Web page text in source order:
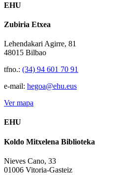
EHU
Zubiria Etxea
Lehendakari Agirre, 81
48015 Bilbao
tfno.: (34) 94 601 70 91
e-mail: hegoa@ehu.eus
Ver mapa
EHU
Koldo Mitxelena Biblioteka
Nieves Cano, 33
01006 Vitoria-Gasteiz